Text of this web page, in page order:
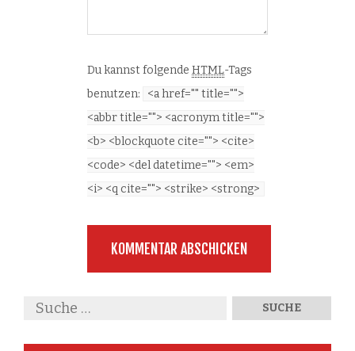
Du kannst folgende HTML-Tags
benutzen:
<a href="" title="">
<abbr title=""> <acronym title="">
<b> <blockquote cite=""> <cite>
<code> <del datetime=""> <em>
<i> <q cite=""> <strike> <strong>